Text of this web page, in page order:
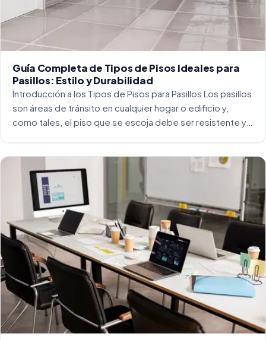
Guía Completa de Tipos de Pisos Ideales para
Pasillos: Estilo y Durabilidad
Introducción a los Tipos de Pisos para Pasillos Los pasillos
son áreas de tránsito en cualquier hogar o edificio y,
como tales, el piso que se escoja debe ser resistente y